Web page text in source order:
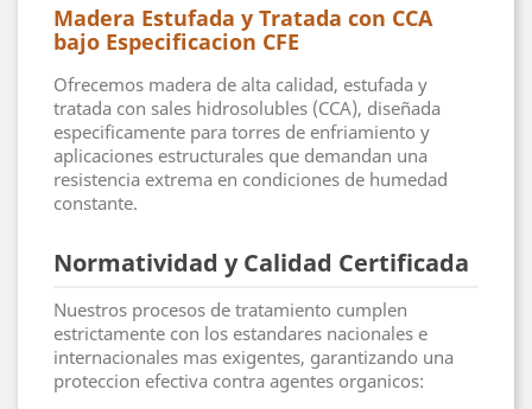
Madera Estufada y Tratada con CCA
bajo Especificacion CFE
Ofrecemos madera de alta calidad, estufada y
tratada con sales hidrosolubles (CCA), diseñada
especificamente para torres de enfriamiento y
aplicaciones estructurales que demandan una
resistencia extrema en condiciones de humedad
constante.
Normatividad y Calidad Certificada
Nuestros procesos de tratamiento cumplen
estrictamente con los estandares nacionales e
internacionales mas exigentes, garantizando una
proteccion efectiva contra agentes organicos: